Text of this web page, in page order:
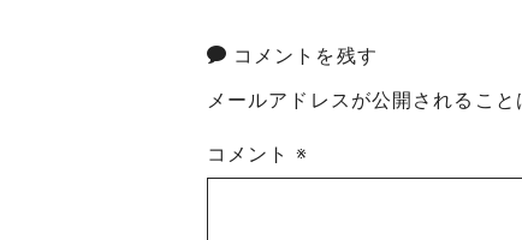
コメントを残す
メールアドレスが公開されること
コメント ※